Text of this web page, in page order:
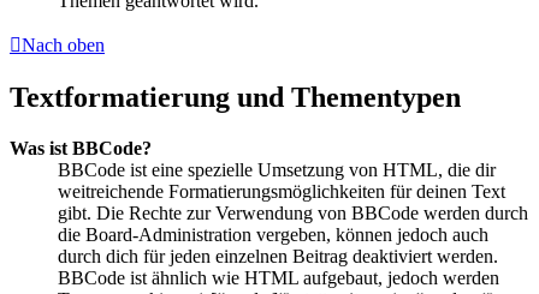
Nach oben
Textformatierung und Thementypen
Was ist BBCode?
BBCode ist eine spezielle Umsetzung von HTML, die dir
weitreichende Formatierungsmöglichkeiten für deinen Text
gibt. Die Rechte zur Verwendung von BBCode werden durch
die Board-Administration vergeben, können jedoch auch
durch dich für jeden einzelnen Beitrag deaktiviert werden.
BBCode ist ähnlich wie HTML aufgebaut, jedoch werden